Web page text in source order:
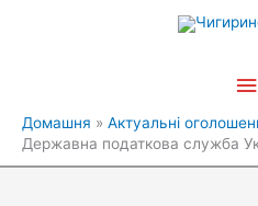
Домашня
Актуальні
Державна податкова служба